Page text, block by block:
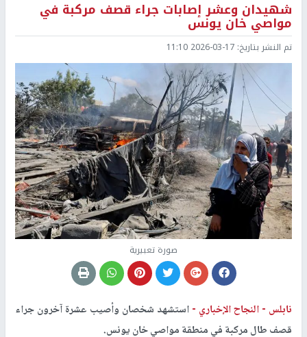
شهيدان وعشر إصابات جراء قصف مركبة في
مواصي خان يونس
تم النشر بتاريخ: 2026-03-17 11:10
صورة تعبيرية
نابلس -النجاح الإخباري -استشهد شخصان وأصيب عشرة آخرون جراء
قصف طال مركبة في منطقة مواصي خان يونس.